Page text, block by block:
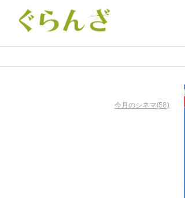
今月のシネマ(58)